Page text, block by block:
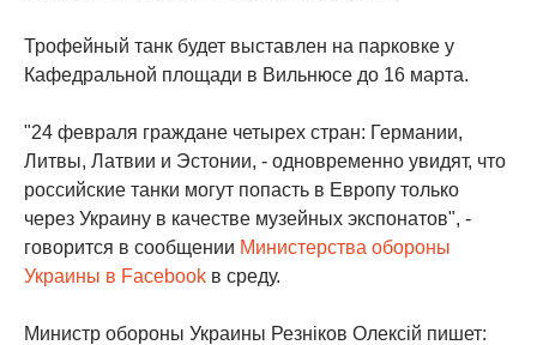
Трофейный танк будет выставлен на парковке у
Кафедральной площади в Вильнюсе до 16 марта.
"24 февраля граждане четырех стран: Германии,
Литвы, Латвии и Эстонии, - одновременно увидят, что
российские танки могут попасть в Европу только
через Украину в качестве музейных экспонатов", -
говорится в сообщении Министерства обороны
Украины в Facebook в среду.
Министр обороны Украины Резніков Олексій пишет: